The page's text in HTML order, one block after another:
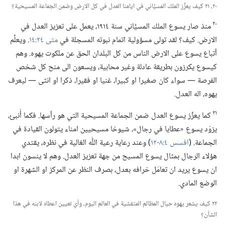
٢٠،‏ ٢١ كيف يعزِّز الملك المسيَّاني في ايامنا العدل في كل الارض وضمن الجماعة المسيحية؟‏
٢٠
منذ صار يسوع الملك المسيَّاني سنة ١٩١٤،‏ يعمل على تعزيز العدل في
الارض.‏ كيف؟‏ لقد تولى مسؤولية اتمام نبوته المسجلة فيمتى ٢٤:‏١٤
‏.‏ ويعلِّم
أتباع يسوع على الارض الناس من كل البلدان الحق عن ملكوت يهوه.‏ وهم
كيسوع يكرزون بطريقة عادلة وغير محابية،‏ ويسعون الى منح كل شخص
الفرصة —‏ سواء كان صغيرا او كبيرا،‏ غنيا او فقيرا،‏ ذكرا او انثى —‏ ليعرف
يهوه،‏ اله العدل.‏
٢١كما يعزِّز يسوع العدل ضمن الجماعة المسيحية التي هو رأسها.‏ فكما أُنبئ،‏
يزوّد يسوع «عطايا في رجال»،‏ شيوخا مسيحيين امناء يتولون القيادة في
الجماعة.‏ (‏افسس ٤:‏​٨-‏١٢
‏)‏ وعند رعاية رعية اللّٰه الغالية في نظره،‏ يقتدي
هؤلاء الرجال بمثال يسوع المسيح من جهة تعزيز العدل.‏ وهم لا ينسون ابدا
ان يسوع يريد ان تعامَل خرافه بعدل،‏ بصرف النظر عن المركز او الشهرة او
الوضع المادي.‏
٢٢ كيف يشعر يهوه حيال المظالم المتفشية في العالم اليوم،‏ وأيّ تعيين اعطاه لابنه في هذا
الشأن؟‏